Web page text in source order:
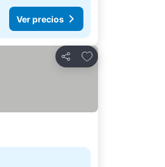
Ver precios
Compartir
Agregar a favoritos